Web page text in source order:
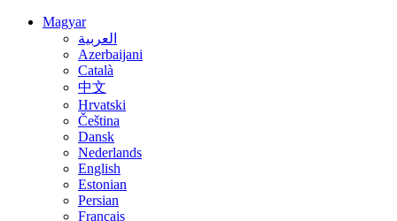
Magyar
العربية
Azerbaijani
Català
中文
Hrvatski
Čeština
Dansk
Nederlands
English
Estonian
Persian
Français